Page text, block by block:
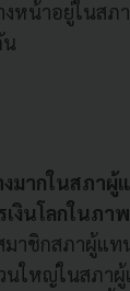
หน้าอยู่ในส
น
งมากในสภ
งินโลกในภา
มาชิกสภาผู้แ
นใหญ่ในสภา